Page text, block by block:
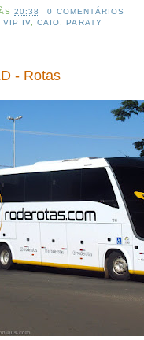
20:38
0 COMENTÁRIOS
VIP IV ,CAIO ,PARATY
- Rotas